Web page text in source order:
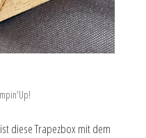
diese Trapezbox mit dem